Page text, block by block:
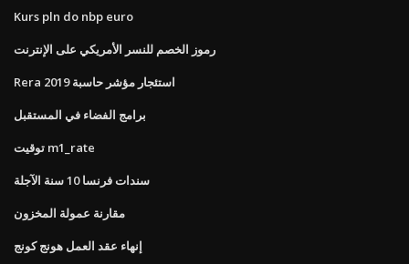
Kurs pln do nbp euro
رموز الخصم للنسر الأمريكي على الإنترنت
Rera استئجار مؤشر حاسبة 2019
برامج الفضاء في المستقبل
توقيت m1_rate
سندات فرنسا 10 سنة الآجلة
مقارنة عمولة المخزون
إنهاء عقد العمل هونج كونج